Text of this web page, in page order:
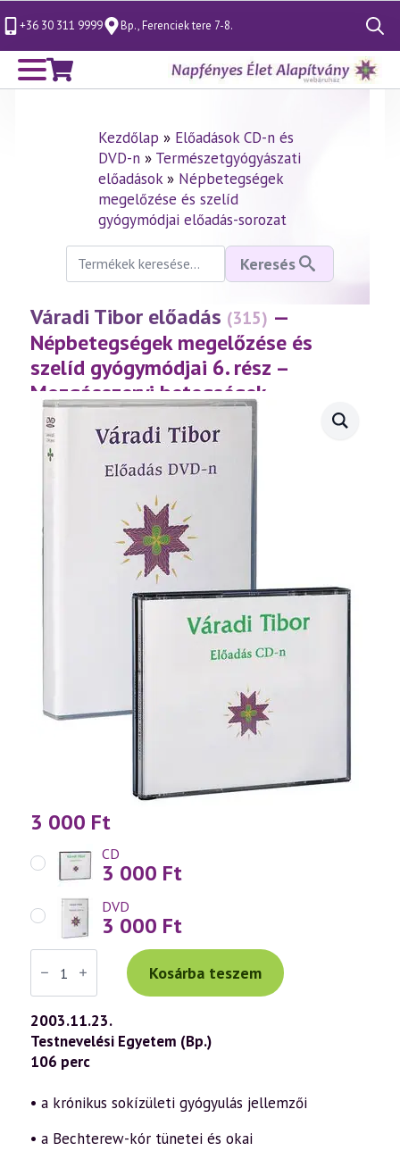
+36 30 311 9999 Bp., Ferenciek tere 7-8.
Search
for:
Kezdőlap » Előadások CD-n és
DVD-n» Természetgyógyászati
előadások» Népbetegségek
megelőzése és szelíd
gyógymódjai előadás-sorozat
Keresés
következőre:
Keresés
Váradi Tibor előadás (315) —
Népbetegségek megelőzése és
szelíd gyógymódjai 6. rész –
Mozgásszervi betegségek
(2003.11.23.)
3 000 Ft
CD
3 000 Ft
DVD
3 000 Ft
Váradi
Tibor
előadás
(315)
—
Népbetegségek
megelőzése
és
szelíd
6.
rész
Mozgásszervi
Kosárba teszem
2003.11.23.
Testnevelési Egyetem (Bp.)
106 perc
• a krónikus sokízületi gyógyulás jellemzői
• a Bechterew-kór tünetei és okai